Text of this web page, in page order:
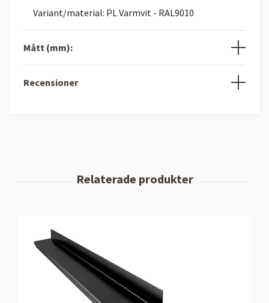
Variant/material: PL Varmvit - RAL9010
Mått (mm):
Recensioner